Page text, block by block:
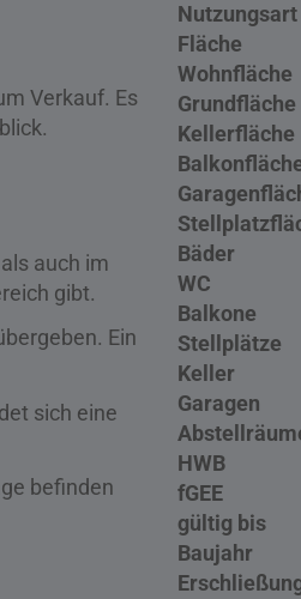
Verkauf. Es
auch im
gibt.
Ein
sich eine
befinden
Nutzungsart
Fläche
Wohnfläche
Grundfläche
Kellerfläche
Bäder
WC
Balkone
Stellplätze
Keller
Garagen
HWB
fGEE
gültig bis
Baujahr